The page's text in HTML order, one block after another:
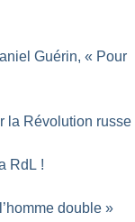
Guérin, « Pour
la Révolution russe
RdL !
double »